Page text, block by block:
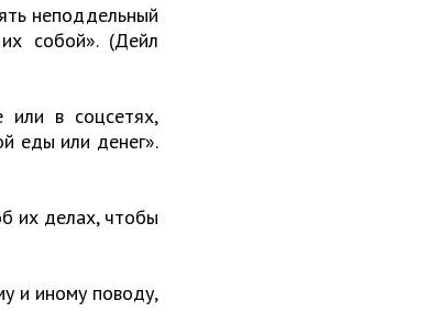
неподдельный
собой». (Дейл
в соцсетях,
еды или денег».
их делах, чтобы
и иному поводу,